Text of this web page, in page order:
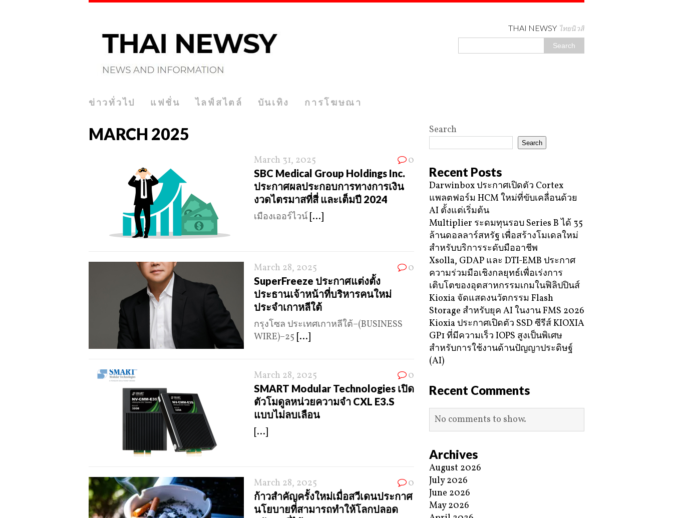
THAI NEWSY ไทยนิวสี่
ข่าวทั่วไป แฟชั่น ไลฟ์สไตล์ บันเทิง การโฆษณา
MARCH 2025
March 31, 2025 0
SBC Medical Group Holdings Inc.
ประกาศผลประกอบการทางการเงิน
งวดไตรมาสที่สี่ และเต็มปี 2024
เมืองเออร์ไวน์ [...]
March 28, 2025 0
SuperFreeze ประกาศแต่งตั้ง
ประธานเจ้าหน้าที่บริหารคนใหม่
ประจำเกาหลีใต้
กรุงโซล ประเทศเกาหลีใต้–(BUSINESS
WIRE)–25 [...]
March 28, 2025 0
SMART Modular Technologies เปิด
ตัวโมดูลหน่วยความจำ CXL E3.S
แบบไม่ลบเลือน
[...]
March 28, 2025 0
ก้าวสำคัญครั้งใหม่เมื่อสวีเดนประกาศ
นโยบายที่สามารถทำให้โลกปลอด
Search
Search
Recent Posts
Darwinbox ประกาศเปิดตัว Cortex
แพลตฟอร์ม HCM ใหม่ที่ขับเคลื่อนด้วย
AI ตั้งแต่เริ่มต้น
Multiplier ระดมทุนรอบ Series B ได้ 35
ล้านดอลลาร์สหรัฐ เพื่อสร้างโมเดลใหม่
สำหรับบริการระดับมืออาชีพ
Xsolla, GDAP และ DTI-EMB ประกาศ
ความร่วมมือเชิงกลยุทธ์เพื่อเร่งการ
เติบโตของอุตสาหกรรมเกมในฟิลิปปินส์
Kioxia จัดแสดงนวัตกรรม Flash
Storage สำหรับยุค AI ในงาน FMS 2026
Kioxia ประกาศเปิดตัว SSD ซีรีส์ KIOXIA
GP1 ที่มีความเร็ว IOPS สูงเป็นพิเศษ
สำหรับการใช้งานด้านปัญญาประดิษฐ์
(AI)
Recent Comments
No comments to show.
Archives
August 2026
July 2026
June 2026
May 2026